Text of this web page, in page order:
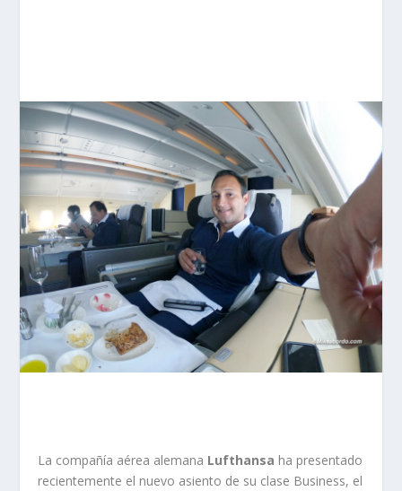
La compañía aérea alemana Lufthansa ha presentado
recientemente el nuevo asiento de su clase Business, el